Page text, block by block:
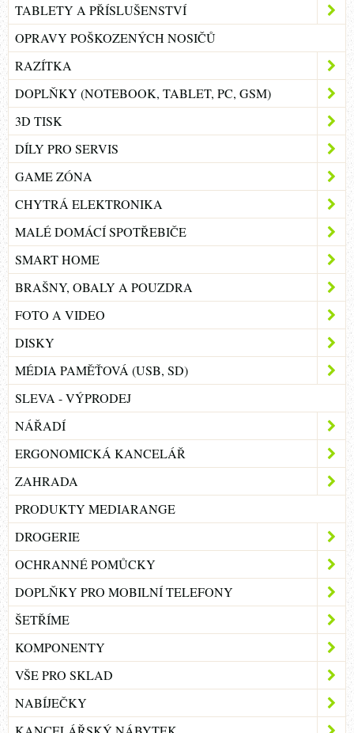
TABLETY A PŘÍSLUŠENSTVÍ
OPRAVY POŠKOZENÝCH NOSIČŮ
RAZÍTKA
DOPLŇKY (NOTEBOOK, TABLET, PC, GSM)
3D TISK
DÍLY PRO SERVIS
GAME ZÓNA
CHYTRÁ ELEKTRONIKA
MALÉ DOMÁCÍ SPOTŘEBIČE
SMART HOME
BRAŠNY, OBALY A POUZDRA
FOTO A VIDEO
DISKY
MÉDIA PAMĚŤOVÁ (USB, SD)
SLEVA - VÝPRODEJ
NÁŘADÍ
ERGONOMICKÁ KANCELÁŘ
ZAHRADA
PRODUKTY MEDIARANGE
DROGERIE
OCHRANNÉ POMŮCKY
DOPLŇKY PRO MOBILNÍ TELEFONY
ŠETŘÍME
KOMPONENTY
VŠE PRO SKLAD
NABÍJEČKY